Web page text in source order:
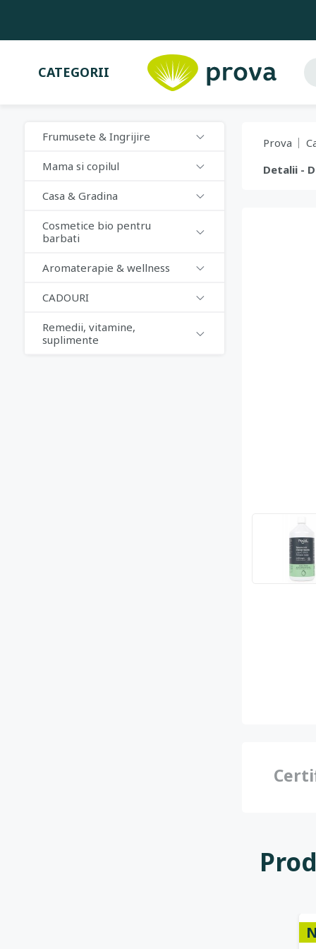
CATEGORII
Frumusete & Ingrijire
Mama si copilul
Casa & Gradina
Cosmetice bio pentru
barbati
Aromaterapie & wellness
CADOURI
Remedii, vitamine,
suplimente
Prova
Detalii -